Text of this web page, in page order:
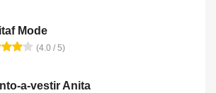
Mode
(4.0 / 5)
a-vestir Anita